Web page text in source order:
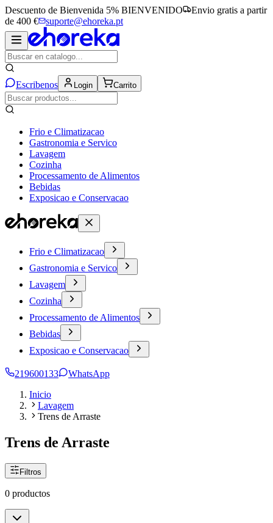
Descuento de Bienvenida 5% BIENVENIDO
Envio gratis a partir
de 400 €
suporte@ehoreka.pt
Escribenos Login Carrito
Frio e Climatizacao
Gastronomia e Servico
Lavagem
Cozinha
Processamento de Alimentos
Bebidas
Exposicao e Conservacao
Frio e Climatizacao
Gastronomia e Servico
Lavagem
Cozinha
Processamento de Alimentos
Bebidas
Exposicao e Conservacao
219600133
WhatsApp
Inicio
Lavagem
Trens de Arraste
Trens de Arraste
Filtros
0 productos